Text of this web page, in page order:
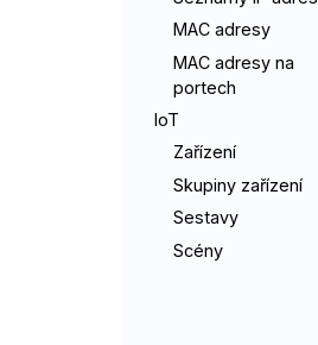
MAC adresy
MAC adresy na
portech
IoT
Zařízení
Skupiny zařízení
Sestavy
Scény